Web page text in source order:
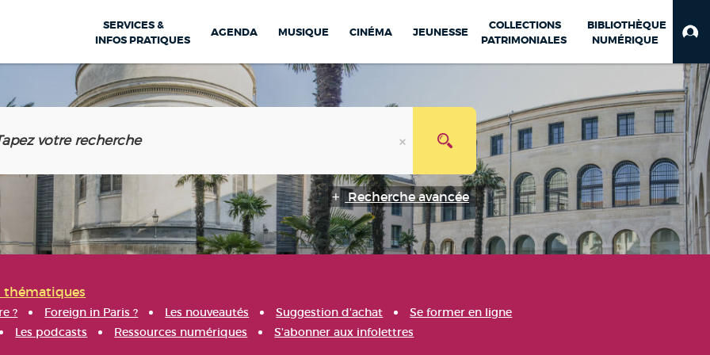
SERVICES &
INFOS PRATIQUES
AGENDA MUSIQUE CINÉMA JEUNESSE
COLLECTIONS
PATRIMONIALES
BIBLIOTHÈQUE
NUMÉRIQUE
Recherche avancée
thématiques
? Foreign in Paris ? Les nouveautés Suggestion d'achat
Se former en ligne
Les podcasts Ressources numériques S'abonner aux infolettres